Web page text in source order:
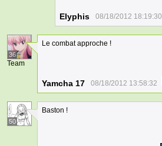
Elyphis 08/18/2012 18:19:30
36
Team
Le combat approche !
Yamcha 17 08/18/2012 13:58:32
50
Baston !